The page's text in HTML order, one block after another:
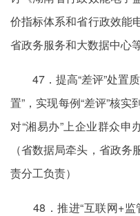
价指标体系和省行政效能
省政务服务和大数据中心
47．提高“差评”处置质
置”，实现每例“差评”核
对“湘易办”上企业群众申
（省数据局牵头，省政
责分工负责）
48．推进“互联网+监